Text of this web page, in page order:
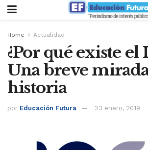
Home Actualidad
¿Por qué existe el
Una breve
historia
por Educación Futura 23 enero, 2019